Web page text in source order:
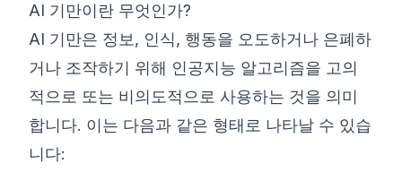
AI 기만이란 무엇인가?
AI 기만은 정보, 인식, 행동을 오도하거나 은폐하
거나 조작하기 위해 인공지능 알고리즘을 고의
적으로 또는 비의도적으로 사용하는 것을 의미
합니다. 이는 다음과 같은 형태로 나타날 수 있습
니다: